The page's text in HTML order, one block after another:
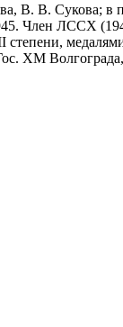
В. В. Сукова;
Член ЛССХ
ХМ